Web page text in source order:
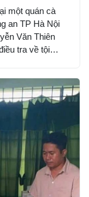
một quán cà
an TP Hà Nội
Văn Thiên
tra về tội